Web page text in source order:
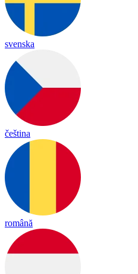
svenska
čeština
română